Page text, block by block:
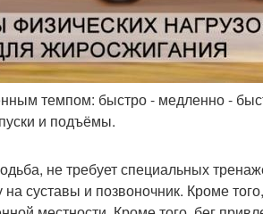
темпом: быстро - медленно -
и подъёмы.
не требует специальных
суставы и позвоночник. Кроме